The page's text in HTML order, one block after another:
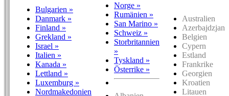
Bulgarien »
Danmark »
Finland »
Grekland »
Israel »
Italien »
Kanada »
Lettland »
Luxemburg »
Nordmakedonien
Norge »
Rumänien »
San Marino »
Schweiz »
Storbritannien
»
Tyskland »
Österrike »
Australien
Azerbajdzjan
Belgien
Cypern
Estland
Frankrike
Georgien
Kroatien
Litauen